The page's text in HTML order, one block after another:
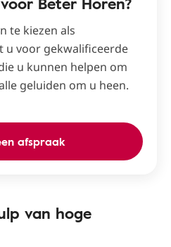
te kiezen als
u voor gekwalificeerde
u kunnen helpen om
geluiden om u heen.
afspraak
van hoge